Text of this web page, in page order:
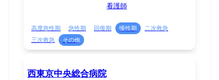
看護師
高度急性期 急性期 回復期 慢性期
二次救急
三次救急
その他
西東京中央総合病院